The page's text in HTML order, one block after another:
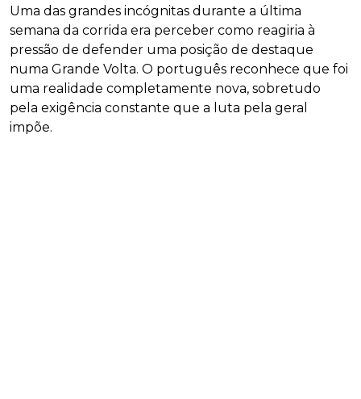
Uma das grandes incógnitas durante a última
semana da corrida era perceber como reagiria à
pressão de defender uma posição de destaque
numa Grande Volta. O português reconhece que foi
uma realidade completamente nova, sobretudo
pela exigência constante que a luta pela geral
impõe.